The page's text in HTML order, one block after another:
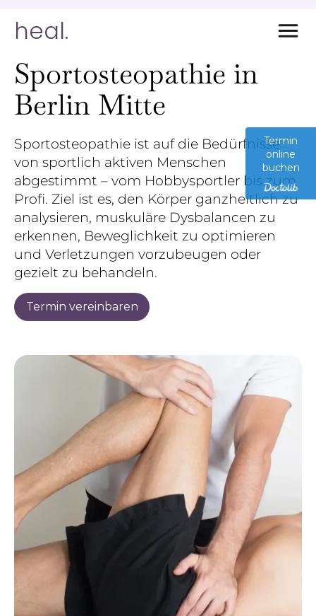
heal.
Sportosteopathie in
Berlin Mitte
Sportosteopathie ist auf die Bedürfnisse
von sportlich aktiven Menschen
abgestimmt – vom Hobbysportler bis zum
Profi. Ziel ist es, den Körper ganzheitlich zu
analysieren, muskuläre Dysbalancen zu
erkennen, Beweglichkeit zu optimieren
und Verletzungen vorzubeugen oder
gezielt zu behandeln.
Termin vereinbaren
Termin
online
buchen